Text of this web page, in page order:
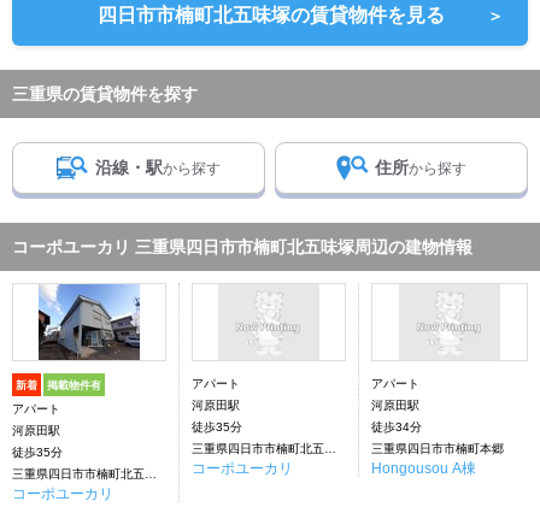
四日市市楠町北五味塚の賃貸物件を見る ＞
三重県の賃貸物件を探す
沿線・駅から探す 住所から探す
コーポユーカリ 三重県四日市市楠町北五味塚周辺の建物情報
新着 掲載物件有
アパート
河原田駅
徒歩35分
コーポユーカリ
アパート
河原田駅
徒歩35分
コーポユーカリ
アパート
河原田駅
徒歩34分
三重県四日市市楠町本郷
Hongousou A棟